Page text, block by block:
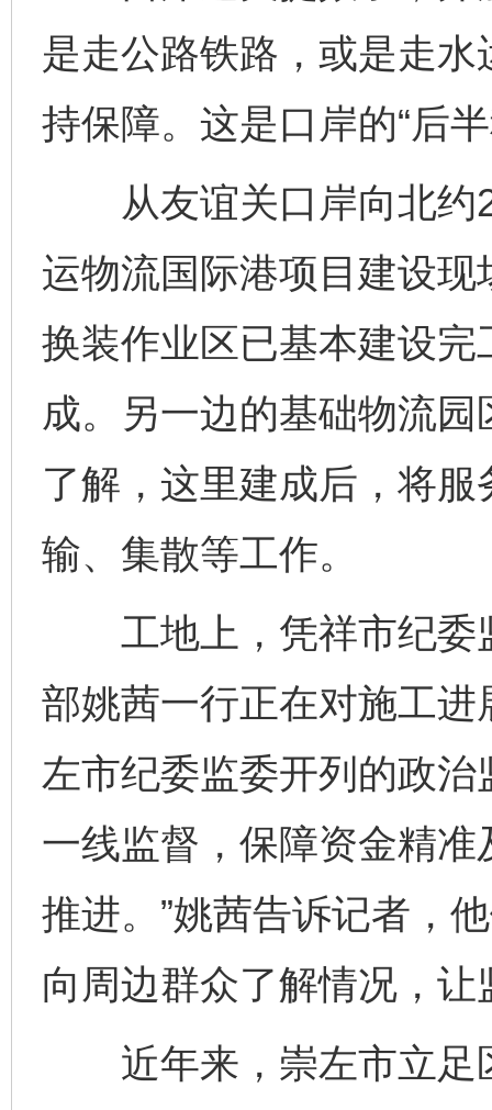
是走公路铁路，或是走
持保障。这是口岸的“后
从友谊关口岸向北约
运物流国际港项目建设
换装作业区已基本建设
成。另一边的基础物流
了解，这里建成后，将
输、集散等工作。
工地上，凭祥市纪委
部姚茜一行正在对施工进
左市纪委监委开列的政
一线监督，保障资金精
推进。”姚茜告诉记者，
向周边群众了解情况，
近年来，崇左市立足